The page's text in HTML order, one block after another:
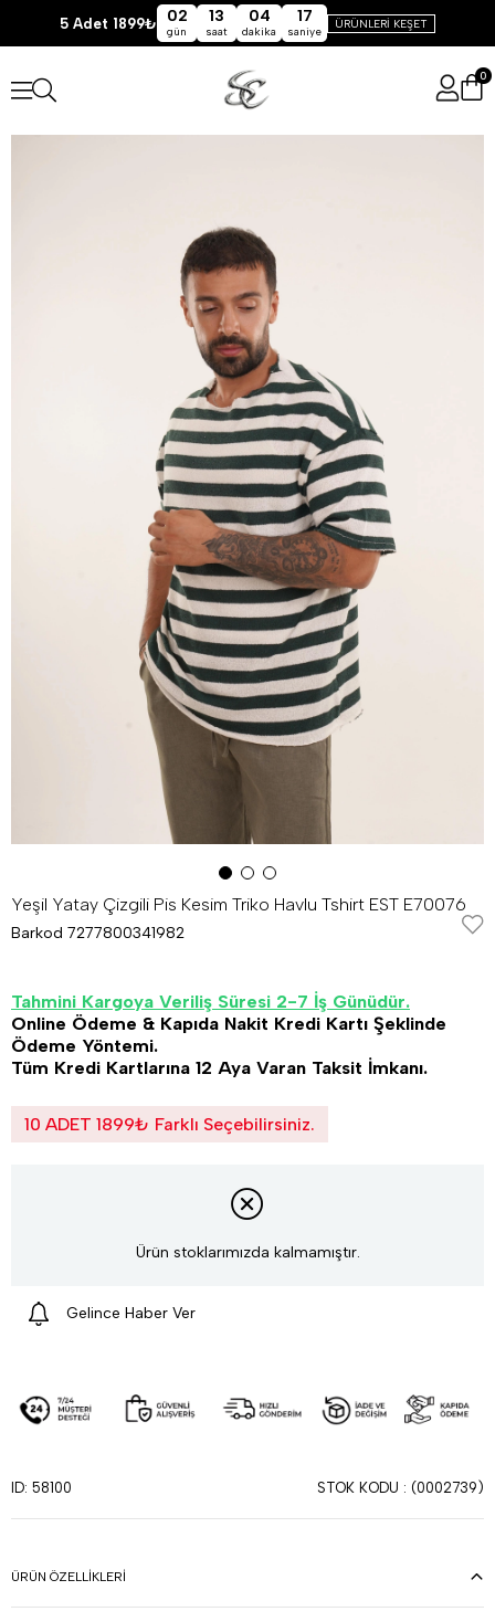
5 Adet 1899₺ 02
gün
13
saat
04
dakika
17
saniye
ÜRÜNLERİ KEŞET
0
Yeşil Yatay Çizgili Pis Kesim Triko Havlu Tshirt EST E70076
Barkod 7277800341982
Tahmini Kargoya Veriliş Süresi 2-7 İş Günüdür.
Online Ödeme & Kapıda Nakit Kredi Kartı Şeklinde
Ödeme Yöntemi.
Tüm Kredi Kartlarına 12 Aya Varan Taksit İmkanı.
10 ADET 1899₺ Farklı Seçebilirsiniz.
Ürün stoklarımızda kalmamıştır.
Gelince Haber Ver
ID: 58100 STOK KODU (0002739)
ÜRÜN ÖZELLIKLERI